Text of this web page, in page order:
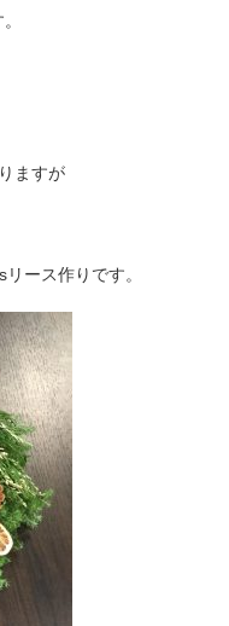
ますが
ース作りです。